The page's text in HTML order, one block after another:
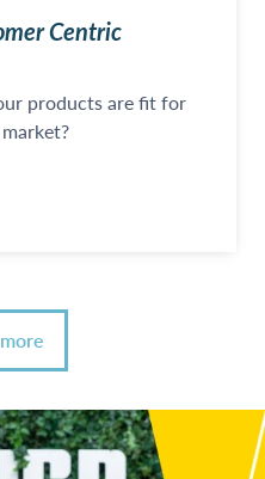
Centric
products are fit for